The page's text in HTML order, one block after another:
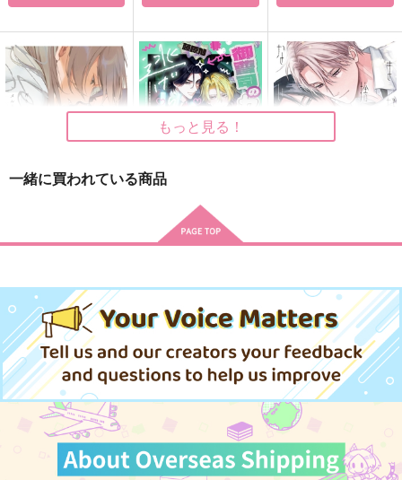
ライン
858円 （税込）
サンプル
作品詳細
御曹司のセフレから逃
げられない
858円
サンプル
作品詳細
る
880円（税込）
サンプル
作品詳細
もっと見る！
一緒に買われている商品